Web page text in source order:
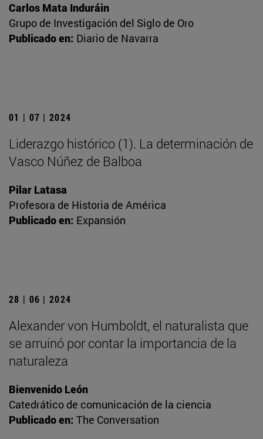
Carlos Mata Induráin
Grupo de Investigación del Siglo de Oro
Publicado en: Diario de Navarra
01 | 07 | 2024
Liderazgo histórico (1). La determinación de
Vasco Núñez de Balboa
Pilar Latasa
Profesora de Historia de América
Publicado en: Expansión
28 | 06 | 2024
Alexander von Humboldt, el naturalista que
se arruinó por contar la importancia de la
naturaleza
Bienvenido León
Catedrático de comunicación de la ciencia
Publicado en: The Conversation